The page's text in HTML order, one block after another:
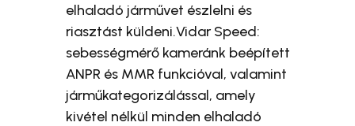
elhaladó járművet észlelni és
riasztást küldeni.Vidar Speed:
sebességmérő kameránk beépített
ANPR és MMR funkcióval, valamint
járműkategorizálással, amely
kivétel nélkül minden elhaladó